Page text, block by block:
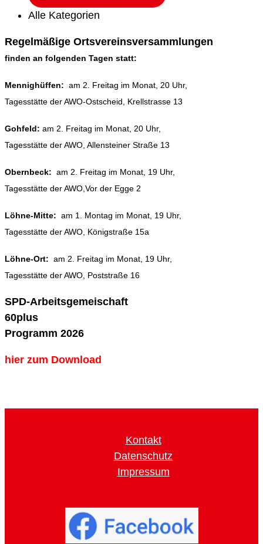
Alle Kategorien
Regelmäßige Ortsvereinsversammlungen
finden an folgenden Tagen statt:
Mennighüffen: am 2. Freitag im Monat, 20 Uhr,
Tagesstätte der AWO-Ostscheid, Krellstrasse 13
Gohfeld: am 2. Freitag im Monat, 20 Uhr,
Tagesstätte der AWO, Allensteiner Straße 13
Obernbeck: am 2. Freitag im Monat, 19 Uhr,
Tagesstätte der AWO,Vor der Egge 2
Löhne-Mitte: am 1. Montag im Monat, 19 Uhr,
Tagesstätte der AWO, Königstraße 15a
Löhne-Ort: am 2. Freitag im Monat, 19 Uhr,
Tagesstätte der AWO, Poststraße 16
SPD-Arbeitsgemeischaft
60plus
Programm 2026
hier zum Download
Kontakt
Datenschutz
Impressum